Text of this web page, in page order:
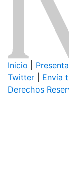
Inicio
Twitter
Envía
Derechos